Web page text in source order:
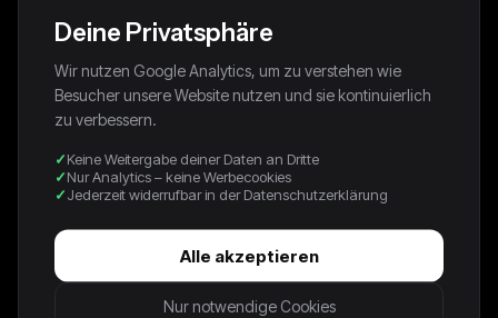
90s Kleines Arschloch Promo
Shirt Grau
39,00 €
1996 Fruit Of The Loom Shirt "I
kicked up my heels at Larry's"
Grün
49,00 €
Deine Privatsphäre
Wir nutzen Google Analytics, um zu verstehen wie
Besucher unsere Website nutzen und sie kontinuierlich
zu verbessern.
Keine Weitergabe deiner Daten an Dritte
Nur Analytics – keine Werbecookies
Jederzeit widerrufbar in der Datenschutzerklärung
Alle akzeptieren
Nur notwendige Cookies